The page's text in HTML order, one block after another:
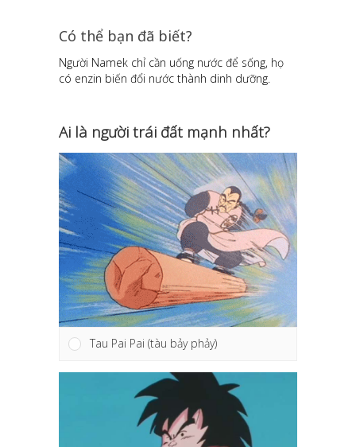
Có thể bạn đã biết?
Người Namek chỉ cần uống nước để sống, họ
có enzin biến đổi nước thành dinh dưỡng.
Ai là người trái đất mạnh nhất?
Tau Pai Pai (tàu bảy phảy)